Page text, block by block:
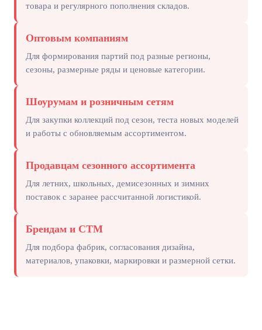
товара и регулярного пополнения складов.
Оптовым компаниям
Для формирования партий под разные регионы,
сезоны, размерные ряды и ценовые категории.
Шоурумам и розничным сетям
Для закупки коллекций под сезон, теста новых моделей
и работы с обновляемым ассортиментом.
Продавцам сезонного ассортимента
Для летних, школьных, демисезонных и зимних
поставок с заранее рассчитанной логистикой.
Брендам и СТМ
Для подбора фабрик, согласования дизайна,
материалов, упаковки, маркировки и размерной сетки.